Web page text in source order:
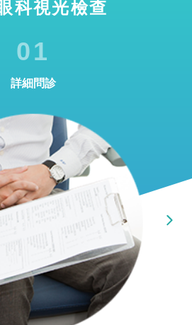
科視光檢查
01
詳細問診